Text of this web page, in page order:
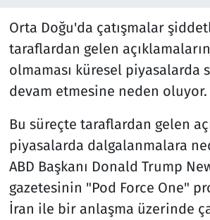
Orta Doğu'da çatışmalar
taraflardan gelen
olmaması küresel piyasalarda
devam etmesine neden oluyor.
Bu süreçte taraflardan gelen
piyasalarda dalgalanmalara
ABD Başkanı Donald Trump
gazetesinin "Pod Force One"
İran ile bir anlaşma üzerinde
Spor
Teknoloji ve Bilim
Televizyon